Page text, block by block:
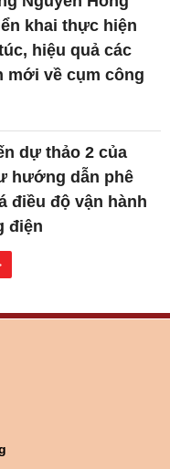
khai thực hiện
hiệu quả các
mới về cụm công
dự thảo 2 của
hướng dẫn phê
điều độ vận hành
điện